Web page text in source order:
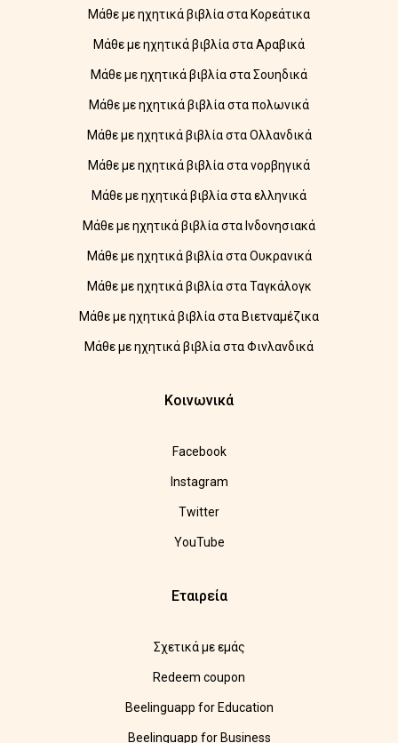
Μάθε με ηχητικά βιβλία στα Κορεάτικα
Μάθε με ηχητικά βιβλία στα Αραβικά
Μάθε με ηχητικά βιβλία στα Σουηδικά
Μάθε με ηχητικά βιβλία στα πολωνικά
Μάθε με ηχητικά βιβλία στα Ολλανδικά
Μάθε με ηχητικά βιβλία στα νορβηγικά
Μάθε με ηχητικά βιβλία στα ελληνικά
Μάθε με ηχητικά βιβλία στα Ινδονησιακά
Μάθε με ηχητικά βιβλία στα Ουκρανικά
Μάθε με ηχητικά βιβλία στα Ταγκάλογκ
Μάθε με ηχητικά βιβλία στα Βιετναμέζικα
Μάθε με ηχητικά βιβλία στα Φινλανδικά
Κοινωνικά
Facebook
Instagram
Twitter
YouTube
Εταιρεία
Σχετικά με εμάς
Redeem coupon
Beelinguapp for Education
Beelinguapp for Business